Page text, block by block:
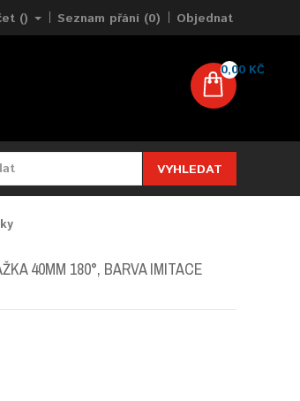
() Seznam přání (0) Objednat
0,00 KČ
VYHLEDAT
40MM 180°, BARVA IMITACE